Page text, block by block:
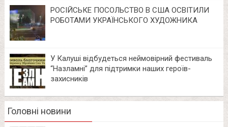
РОСІЙСЬКЕ ПОСОЛЬСТВО В США ОСВІТИЛИ
РОБОТАМИ УКРАЇНСЬКОГО ХУДОЖНИКА
У Калуші відбудеться неймовірний фестиваль
“Назламні” для підтримки наших героїв-
захисників
Головні новини